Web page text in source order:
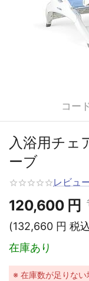
コー
入浴用チェ
ーブ
レビュ
120,600 円
(132,660 円 税
在庫あり
※ 在庫数が足りない